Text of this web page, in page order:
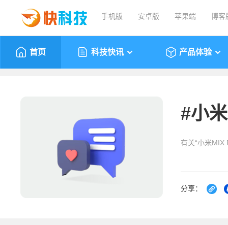
手机版 安卓版 苹果端 博客
首页 科技快讯 产品体验
#小
有关“小米MIX
分享：